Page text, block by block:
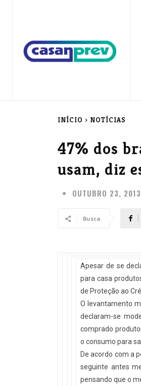
INÍCIO NOTÍCIAS
47% dos
usam, diz
OUTUBRO 23, 2013
Busca
Apesar de se
para casa
de Proteção ao
O levantamento
declaram-se
comprado
o consumo para
De acordo com a
seguinte antes
pensando que o